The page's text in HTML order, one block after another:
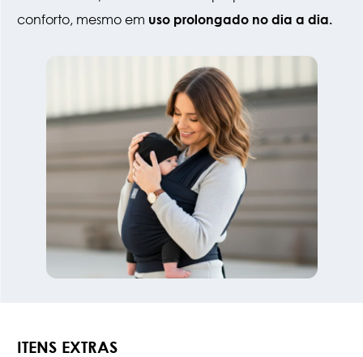
conforto, mesmo em uso prolongado no dia a dia.
ITENS EXTRAS